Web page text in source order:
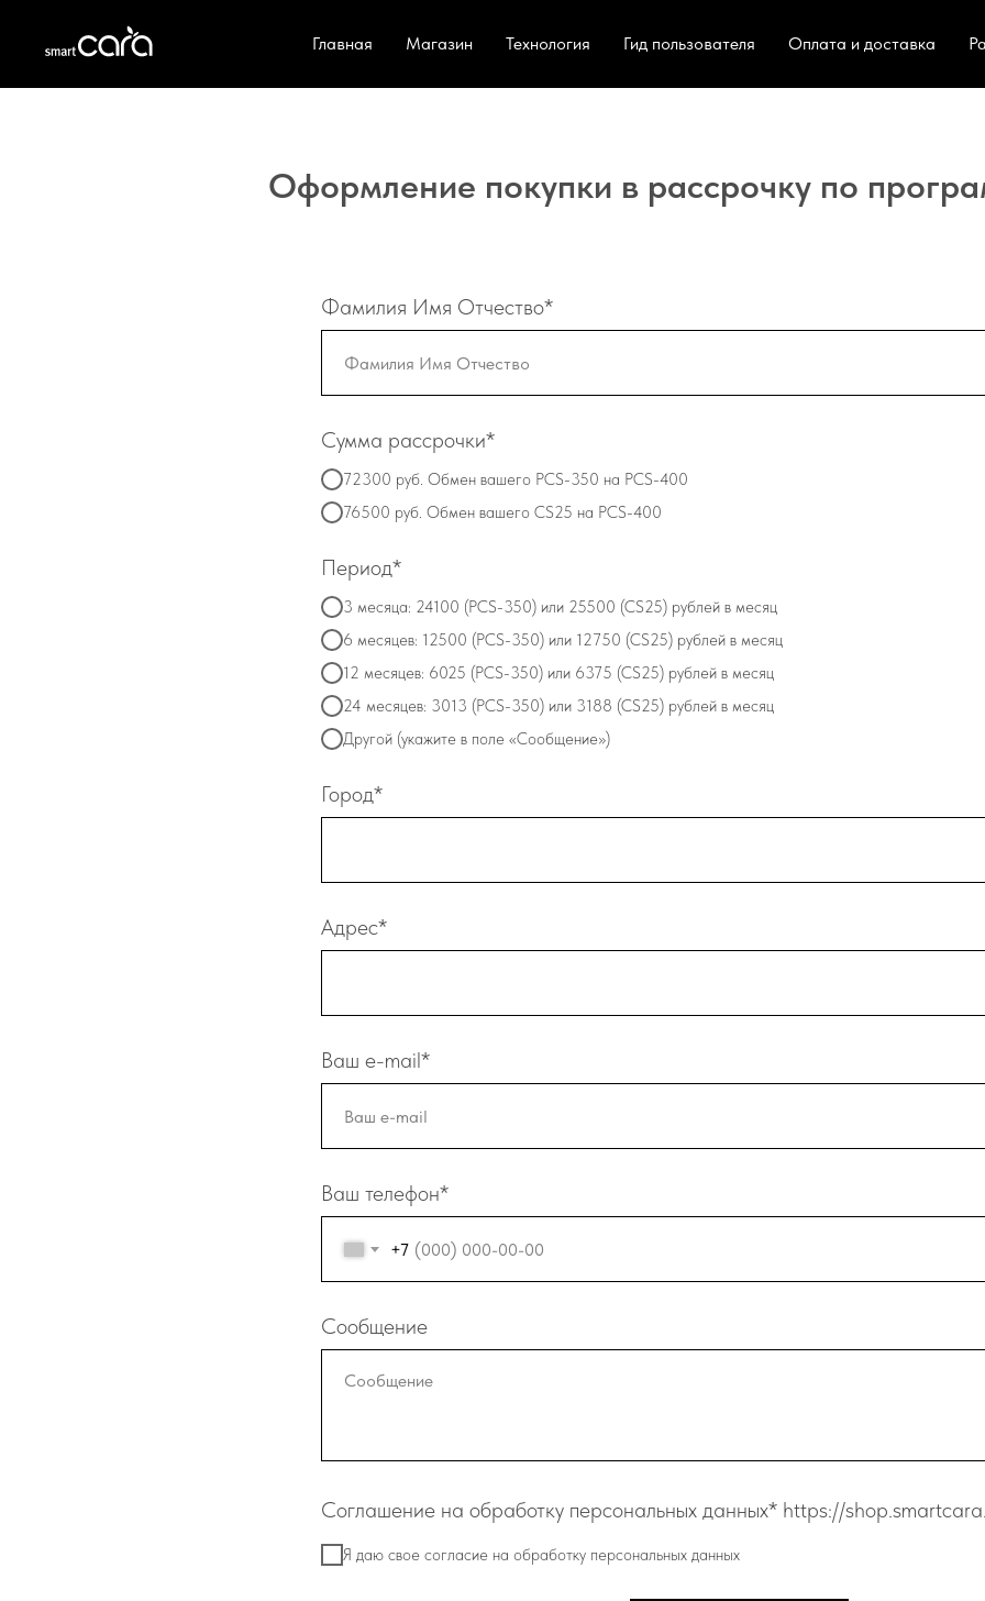
Главная Магазин Технология Гид пользователя Оплата и доставка
Оформление покупки в рассрочку по
Фамилия Имя Отчество*
Сумма рассрочки*
72300 руб. Обмен вашего PCS-350 на PCS-400
76500 руб. Обмен вашего CS25 на PCS-400
Период*
3 месяца: 24100 (PCS-350) или 25500 (CS25) рублей в месяц
6 месяцев: 12500 (PCS-350) или 12750 (CS25) рублей в месяц
12 месяцев: 6025 (PCS-350) или 6375 (CS25) рублей в месяц
24 месяцев: 3013 (PCS-350) или 3188 (CS25) рублей в месяц
Другой (укажите в поле «Сообщение»)
Город*
Адрес*
Ваш e-mail*
Ваш телефон*
+7
Сообщение
Соглашение на обработку персональных данных* https://
Я даю свое согласие на обработку персональных данных